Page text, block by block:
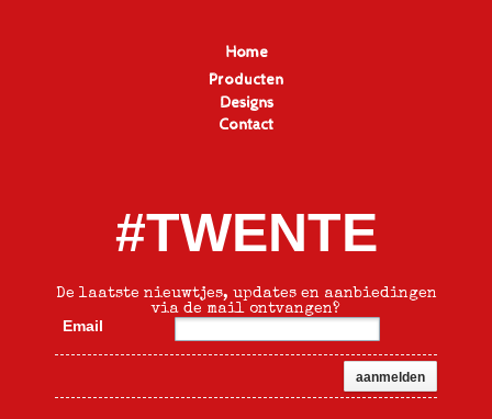
Home
Producten
Designs
Contact
#TWENTE
De laatste nieuwtjes, updates en aanbiedingen
via de mail ontvangen?
Email